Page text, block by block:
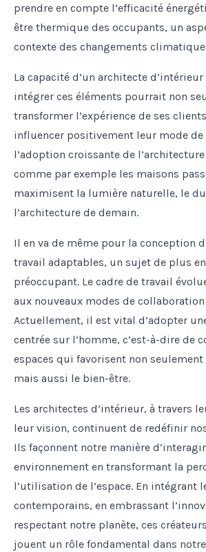
prendre en compte l’efficacité
être thermique des occupants, un
contexte des changements
La capacité d’un architecte
intégrer ces éléments pourrait non
transformer l’expérience de ses
influencer positivement leur mode de
l’adoption croissante de
comme par exemple les maisons
maximisent la lumière naturelle, le
l’architecture de demain.
Il en va de même pour la conception
travail adaptables, un sujet de plus
préoccupant. Le cadre de travail
aux nouveaux modes de
Actuellement, il est vital d’adopter
centrée sur l’homme, c’est-à-dire de
espaces qui favorisent non
mais aussi le bien-être.
Les architectes d’intérieur, à travers
leur vision, continuent de redéfinir
Ils façonnent notre manière
environnement en transformant la
l’utilisation de l’espace. En intégrant
contemporains, en embrassant
respectant notre planète, ces
jouent un rôle fondamental dans